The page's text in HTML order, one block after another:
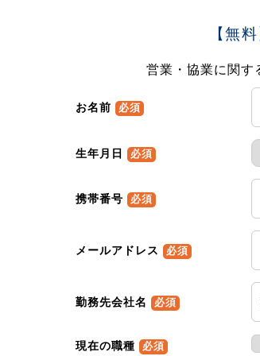
【無
営業・協業に関す
お名前 必須
生年月日 必須
携帯番号 必須
メールアドレス 必須
勤務先会社名 必須
現在の職種 必須